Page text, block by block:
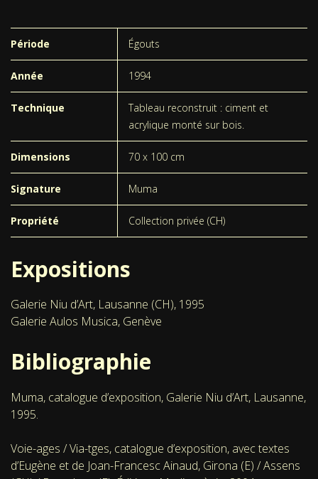
Période Égouts
Année 1994
Technique
Tableau reconstruit : ciment et
acrylique monté sur bois.
Dimensions 70 x 100 cm
Signature Muma
Propriété Collection privée (CH)
Expositions
Galerie Niu d’Art, Lausanne (CH), 1995
Galerie Aulos Musica, Genève
Bibliographie
Muma, catalogue d’exposition, Galerie Niu d’Art, Lausanne,
1995.
Voie-ages / Via-tges, catalogue d’exposition, avec textes
d’Eugène et de Joan-Francesc Ainaud, Girona (E) / Assens